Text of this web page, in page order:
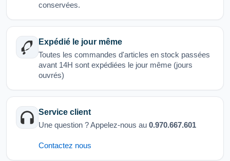
conservées.
Expédié le jour même
Toutes les commandes d'articles en stock passées
avant 14H sont expédiées le jour même (jours
ouvrés)
Service client
Une question ? Appelez-nous au 0.970.667.601
Contactez nous